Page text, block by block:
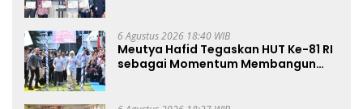
6 Agustus 2026 18:40 WIB
Meutya Hafid Tegaskan HUT Ke-81 RI
sebagai Momentum Membangun